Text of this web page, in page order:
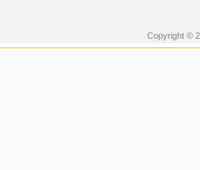
Copyright ©